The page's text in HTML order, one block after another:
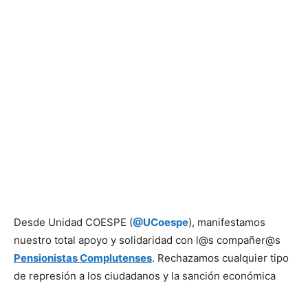
Desde Unidad COESPE (@UCoespe), manifestamos
nuestro total apoyo y solidaridad con l@s compañer@s
Pensionistas Complutenses. Rechazamos cualquier tipo
de represión a los ciudadanos y la sanción económica